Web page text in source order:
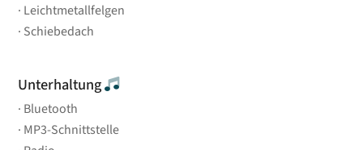
Leichtmetallfelgen
Schiebedach
Unterhaltung
Bluetooth
MP3-Schnittstelle